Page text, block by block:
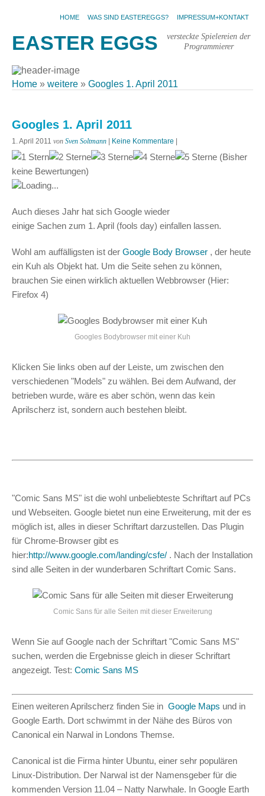
HOME WAS SIND EASTEREGGS? IMPRESSUM+KONTAKT
EASTER EGGS
versteckte Spielereien der
Programmierer
Home » weitere » Googles 1. April 2011
Googles 1. April 2011
1. April 2011 von Sven Soltmann Keine Kommentare
(Bisher
keine Bewertungen)
Loading...
Auch dieses Jahr hat sich Google wieder
einige Sachen zum 1. April (fools day) einfallen lassen.
Wohl am auffälligsten ist der Google Body Browser , der heute
ein Kuh als Objekt hat. Um die Seite sehen zu können,
brauchen Sie einen wirklich aktuellen Webbrowser (Hier:
Firefox 4)
Googles Bodybrowser mit einer Kuh
Klicken Sie links oben auf der Leiste, um zwischen den
verschiedenen "Models" zu wählen. Bei dem Aufwand, der
betrieben wurde, wäre es aber schön, wenn das kein
Aprilscherz ist, sondern auch bestehen bleibt.
"Comic Sans MS" ist die wohl unbeliebteste Schriftart auf PCs
und Webseiten. Google bietet nun eine Erweiterung, mit der es
möglich ist, alles in dieser Schriftart darzustellen. Das Plugin
für Chrome-Browser gibt es
hier:http://www.google.com/landing/csfe/ . Nach der Installation
sind alle Seiten in der wunderbaren Schriftart Comic Sans.
Comic Sans für alle Seiten mit dieser Erweiterung
Wenn Sie auf Google nach der Schriftart "Comic Sans MS"
suchen, werden die Ergebnisse gleich in dieser Schriftart
angezeigt. Test: Comic Sans MS
Einen weiteren Aprilscherz finden Sie in Google Maps und in
Google Earth. Dort schwimmt in der Nähe des Büros von
Canonical ein Narwal in Londons Themse.
Canonical ist die Firma hinter Ubuntu, einer sehr populären
Linux-Distribution. Der Narwal ist der Namensgeber für die
kommenden Version 11.04 – Natty Narwhale. In Google Earth